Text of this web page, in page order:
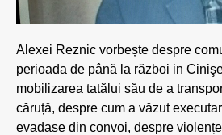
Alexei Reznic vorbește despre
perioada de până la război in
mobilizarea tatălui său de a
căruță, despre cum a văzut
evadase din convoi, despre